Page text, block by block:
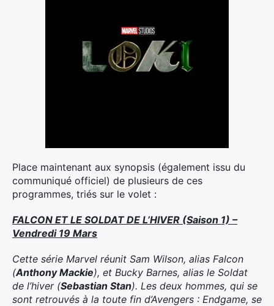
Place maintenant aux synopsis (également issu du
communiqué officiel) de plusieurs de ces
programmes, triés sur le volet :
FALCON ET LE SOLDAT DE L’HIVER (Saison 1) –
Vendredi 19 Mars
Cette série Marvel réunit Sam Wilson, alias Falcon
(Anthony Mackie), et Bucky Barnes, alias le Soldat
de l’hiver (Sebastian Stan). Les deux hommes, qui se
sont retrouvés à la toute fin d’Avengers : Endgame, se